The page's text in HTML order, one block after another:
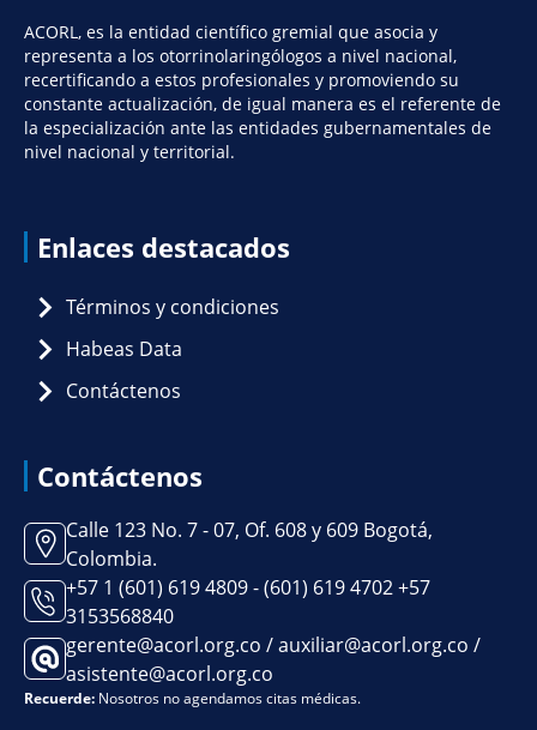
ACORL, es la entidad científico gremial que asocia y
representa a los otorrinolaringólogos a nivel nacional,
recertificando a estos profesionales y promoviendo su
constante actualización, de igual manera es el referente de
la especialización ante las entidades gubernamentales de
nivel nacional y territorial.
Enlaces destacados
Términos y condiciones
Habeas Data
Contáctenos
Contáctenos
Calle 123 No. 7 - 07, Of. 608 y 609 Bogotá,
Colombia.
+57 1 (601) 619 4809 - (601) 619 4702 +57
3153568840
gerente@acorl.org.co / auxiliar@acorl.org.co /
asistente@acorl.org.co
Recuerde: Nosotros no agendamos citas médicas.